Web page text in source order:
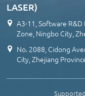
LASER)
A3-11, Software R&D
Zone, Ningbo City,
No. 2088, Cidong
City, Zhejiang